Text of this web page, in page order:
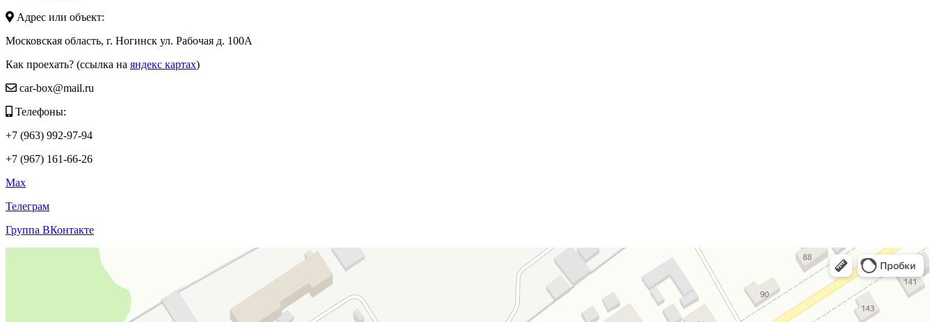
Адрес или объект:
Московская область, г. Ногинск ул. Рабочая д. 100А
Как проехать? (ссылка на яндекс картах)
car-box@mail.ru
Телефоны:
+7 (963) 992-97-94
+7 (967) 161-66-26
Max
Телеграм
Группа ВКонтакте